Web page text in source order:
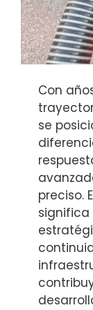
Con
se
preciso.
significa